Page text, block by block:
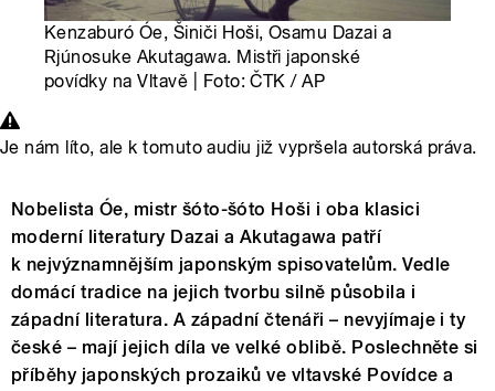
Kenzaburó Óe, Šiniči Hoši, Osamu Dazai a
Rjúnosuke Akutagawa. Mistři japonské
povídky na Vltavě | Foto: ČTK / AP
Je nám líto, ale k tomuto audiu již vypršela autorská práva.
Nobelista Óe, mistr šóto-šóto Hoši i oba klasici
moderní literatury Dazai a Akutagawa patří
k nejvýznamnějším japonským spisovatelům. Vedle
domácí tradice na jejich tvorbu silně působila i
západní literatura. A západní čtenáři – nevyjímaje i ty
české – mají jejich díla ve velké oblibě. Poslechněte si
příběhy japonských prozaiků ve vltavské Povídce a